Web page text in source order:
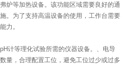
炉等加热设备。该功能区域需要良好的通
。为了支持高温设备的使用，工作台需要
力。
计等理化试验所需的仪器设备。、电导
量，合理配置工位，避免工位过少或过多